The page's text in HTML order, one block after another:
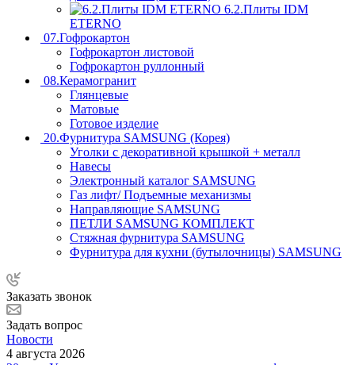
6.2.Плиты IDM
ETERNO
07.Гофрокартон
Гофрокартон листовой
Гофрокартон руллонный
08.Керамогранит
Глянцевые
Матовые
Готовое изделие
20.Фурнитура SAMSUNG (Корея)
Уголки с декоративной крышкой + металл
Навесы
Электронный каталог SAMSUNG
Газ лифт/ Подъемные механизмы
Направляющие SAMSUNG
ПЕТЛИ SAMSUNG КОМПЛЕКТ
Стяжная фурнитура SAMSUNG
Фурнитура для кухни (бутылочницы) SAMSUNG
Заказать звонок
Задать вопрос
Новости
4 августа 2026